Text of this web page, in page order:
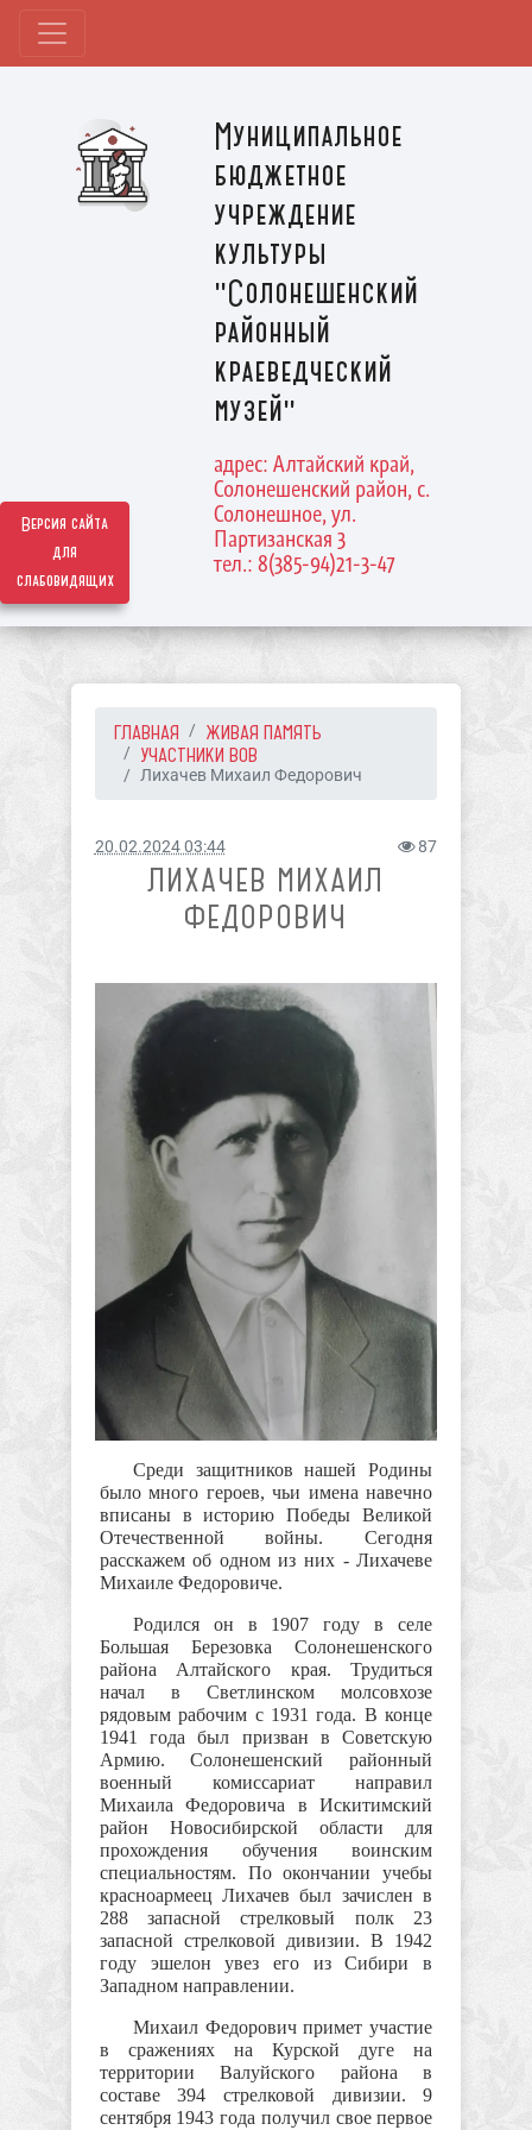
Версия сайта
для
слабовидящих
Муниципальное
бюджетное
учреждение
культуры
"Солонешенский
районный
краеведческий
музей"
адрес: Алтайский край,
Солонешенский район, с.
Солонешное, ул.
Партизанская 3
тел.: 8(385-94)21-3-47
ГЛАВНАЯ
ЖИВАЯ ПАМЯТЬ
УЧАСТНИКИ ВОВ
Лихачев Михаил Федорович
20.02.2024 03:44 87
ЛИХАЧЕВ МИХАИЛ
ФЕДОРОВИЧ
Среди защитников нашей Родины
было много героев, чьи имена навечно
вписаны в историю Победы Великой
Отечественной войны. Сегодня
расскажем об одном из них - Лихачеве
Михаиле Федоровиче.
Родился он в 1907 году в селе
Большая Березовка Солонешенского
района Алтайского края. Трудиться
начал в Светлинском молсовхозе
рядовым рабочим с 1931 года. В конце
1941 года был призван в Советскую
Армию. Солонешенский районный
военный комиссариат направил
Михаила Федоровича в Искитимский
район Новосибирской области для
прохождения обучения воинским
специальностям. По окончании учебы
красноармеец Лихачев был зачислен в
288 запасной стрелковый полк 23
запасной стрелковой дивизии. В 1942
году эшелон увез его из Сибири в
Западном направлении.
Михаил Федорович примет участие
в сражениях на Курской дуге на
территории Валуйского района в
составе 394 стрелковой дивизии. 9
сентября 1943 года получил свое первое